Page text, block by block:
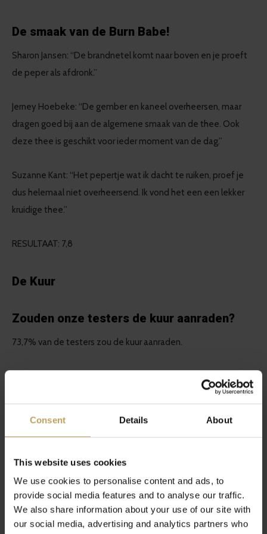
Consent Details About
This website uses cookies
We use cookies to personalise content and ads, to
provide social media features and to analyse our traffic.
We also share information about your use of our site with
our social media, advertising and analytics partners who
De smaak van de Burn Babe!
Sharon Jansen: “De brandnetel komt naar boven en je proeft
de peper als afdronk.”
Jerney Hoebeke: “De gember en kaneel overheersen, maar
dragen goed bij aan de algemene smaak van de thee. Ook
deze thee is geschikt voor ieder moment van de dag.”
Suzanne Kant: “Het pepertje wat ik dacht te ruiken, proef je
dus helemaal niet overheersend. Ik vond het een een lekker
kruidige thee.”
RESULTAAT: 7,8
De Kuur
Zouden onze testers de kuur aanraden?
73,7% van de testers zou de kuur aanraden.
gaat dat dat door de thee komt, omdat ik verder niets anders
Miggy de Koning: “Het werkt. Punt. Haha nee het doet echt
veel goeds ook voor je darmen en daar heb ik echt veel
verbetering gezien.”